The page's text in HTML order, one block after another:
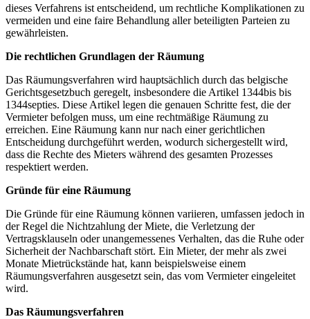
dieses Verfahrens ist entscheidend, um rechtliche Komplikationen zu
vermeiden und eine faire Behandlung aller beteiligten Parteien zu
gewährleisten.
Die rechtlichen Grundlagen der Räumung
Das Räumungsverfahren wird hauptsächlich durch das belgische
Gerichtsgesetzbuch geregelt, insbesondere die Artikel 1344bis bis
1344septies. Diese Artikel legen die genauen Schritte fest, die der
Vermieter befolgen muss, um eine rechtmäßige Räumung zu
erreichen. Eine Räumung kann nur nach einer gerichtlichen
Entscheidung durchgeführt werden, wodurch sichergestellt wird,
dass die Rechte des Mieters während des gesamten Prozesses
respektiert werden.
Gründe für eine Räumung
Die Gründe für eine Räumung können variieren, umfassen jedoch in
der Regel die Nichtzahlung der Miete, die Verletzung der
Vertragsklauseln oder unangemessenes Verhalten, das die Ruhe oder
Sicherheit der Nachbarschaft stört. Ein Mieter, der mehr als zwei
Monate Mietrückstände hat, kann beispielsweise einem
Räumungsverfahren ausgesetzt sein, das vom Vermieter eingeleitet
wird.
Das Räumungsverfahren